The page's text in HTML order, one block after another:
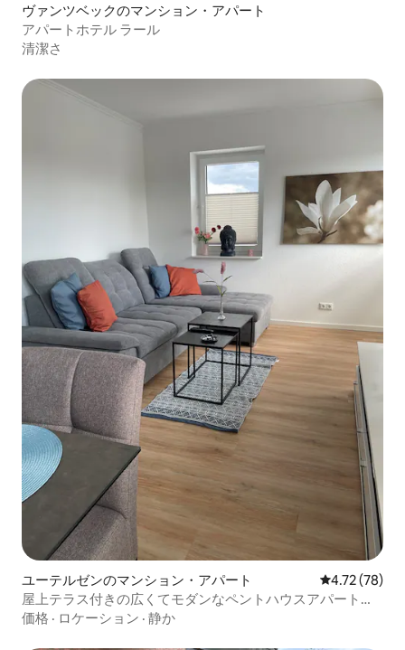
ヴァンツベックのマンション・アパート
アパートホテル ラール
清潔さ
ユーテルゼンのマンション・アパート レビュー78
4.72 (78)
屋上テラス付きの広くてモダンなペントハウスアパートメ
ント
価格 · ロケーション · 静か